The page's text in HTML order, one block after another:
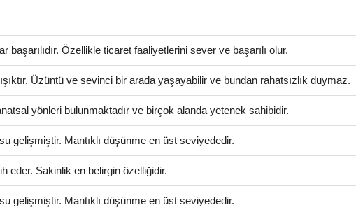
başarılıdır. Özellikle ticaret faaliyetlerini sever ve başarılı olur.
Üzüntü ve sevinci bir arada yaşayabilir ve bundan rahatsızlık duymaz.
yönleri bulunmaktadır ve birçok alanda yetenek sahibidir.
gelişmiştir. Mantıklı düşünme en üst seviyededir.
eder. Sakinlik en belirgin özelliğidir.
gelişmiştir. Mantıklı düşünme en üst seviyededir.